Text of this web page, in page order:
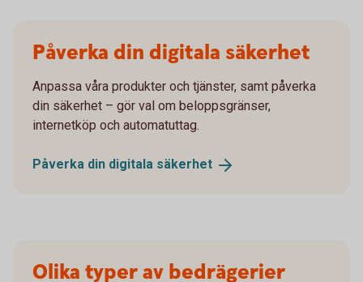
Påverka din digitala säkerhet
Anpassa våra produkter och tjänster, samt påverka
din säkerhet – gör val om beloppsgränser,
internetköp och automatuttag.
Påverka din digitala säkerhet
Olika typer av bedrägerier